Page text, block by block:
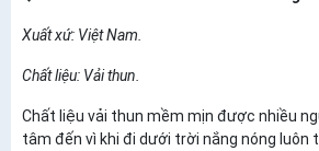
Xuất xứ: Việt Nam.
Chất liệu: Vải thun.
Chất liệu vải thun mềm mịn được nhiều
tâm đến vì khi đi dưới trời nắng nóng luôn